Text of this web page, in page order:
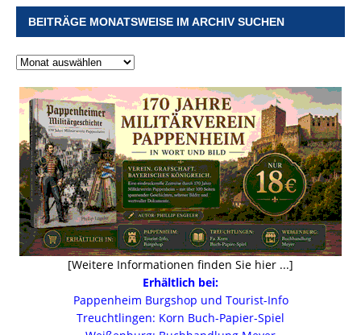
BEITRÄGE MONATSWEISE IM ARCHIV SUCHEN
[Weitere Informationen finden Sie hier ...]
Erhältlich bei:
Pappenheim Burgshop und Tourist-Info
Treuchtlingen: Korn Buch-Papier-Spiel